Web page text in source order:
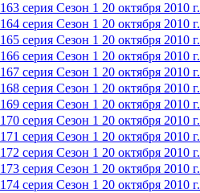
163 серия Сезон 1 20 октября 2010 г.
164 серия Сезон 1 20 октября 2010 г.
165 серия Сезон 1 20 октября 2010 г.
166 серия Сезон 1 20 октября 2010 г.
167 серия Сезон 1 20 октября 2010 г.
168 серия Сезон 1 20 октября 2010 г.
169 серия Сезон 1 20 октября 2010 г.
170 серия Сезон 1 20 октября 2010 г.
171 серия Сезон 1 20 октября 2010 г.
172 серия Сезон 1 20 октября 2010 г.
173 серия Сезон 1 20 октября 2010 г.
174 серия Сезон 1 20 октября 2010 г.